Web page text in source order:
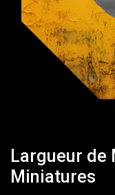
Largueur de
Miniatures